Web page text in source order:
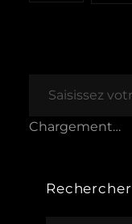
Chargement…
Rechercher